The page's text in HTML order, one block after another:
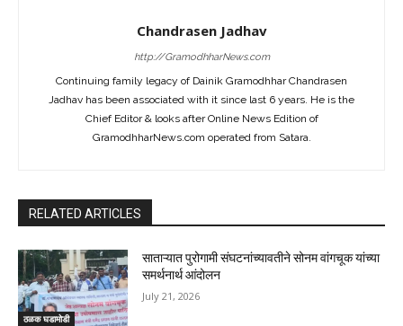
Chandrasen Jadhav
http://GramodhharNews.com
Continuing family legacy of Dainik Gramodhhar Chandrasen
Jadhav has been associated with it since last 6 years. He is the
Chief Editor & looks after Online News Edition of
GramodhharNews.com operated from Satara.
RELATED ARTICLES
ठळक घडामोडी
साताऱ्यात पुरोगामी संघटनांच्यावतीने सोनम वांगचूक यांच्या
समर्थनार्थ आंदोलन
July 21, 2026